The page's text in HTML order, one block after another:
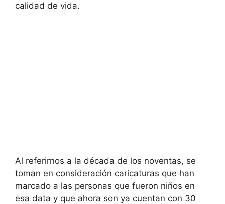
calidad de vida.
Al referirnos a la década de los noventas, se
toman en consideración caricaturas que han
marcado a las personas que fueron niños en
esa data y que ahora son ya cuentan con 30